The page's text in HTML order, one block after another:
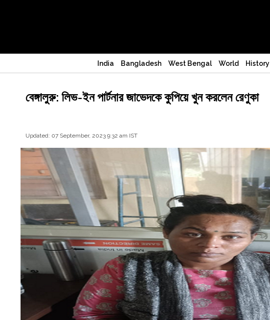
India Bangladesh West Bengal World History
বেঙ্গালুরু: লিভ-ইন পার্টনার জাভেদকে কুপিয়ে খুন করলেন রেণুকা
Updated: 07 September, 2023 9:32 am IST